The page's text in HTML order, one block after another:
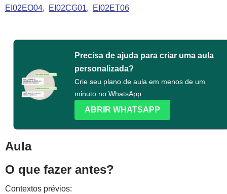
EI02EO04 EI02CG01 EI02ET06
Precisa de ajuda para criar uma aula
personalizada?
Crie seu plano de aula em menos de um
minuto no WhatsApp.
ABRIR WHATSAPP
Aula
O que fazer antes?
Contextos prévios: